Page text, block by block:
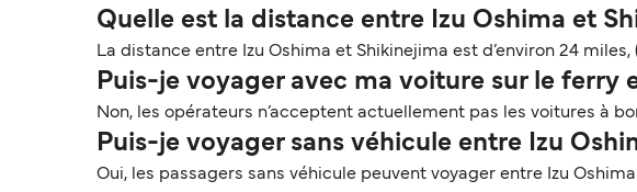
Quelle est la distance entre Izu Oshima et
La distance entre Izu Oshima et Shikinejima est d’environ 24 miles,
Puis-je voyager avec ma voiture sur le ferry
Non, les opérateurs n’acceptent actuellement pas les voitures à
Puis-je voyager sans véhicule entre Izu
Oui, les passagers sans véhicule peuvent voyager entre Izu